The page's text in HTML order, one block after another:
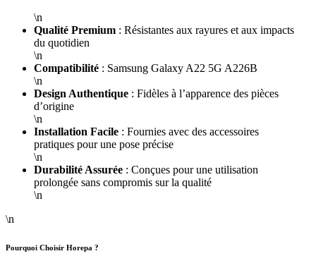
\n
Qualité Premium : Résistantes aux rayures et aux impacts
du quotidien
\n
Compatibilité : Samsung Galaxy A22 5G A226B
\n
Design Authentique : Fidèles à l’apparence des pièces
d’origine
\n
Installation Facile : Fournies avec des accessoires
pratiques pour une pose précise
\n
Durabilité Assurée : Conçues pour une utilisation
prolongée sans compromis sur la qualité
\n
\n
Pourquoi Choisir Horepa ?